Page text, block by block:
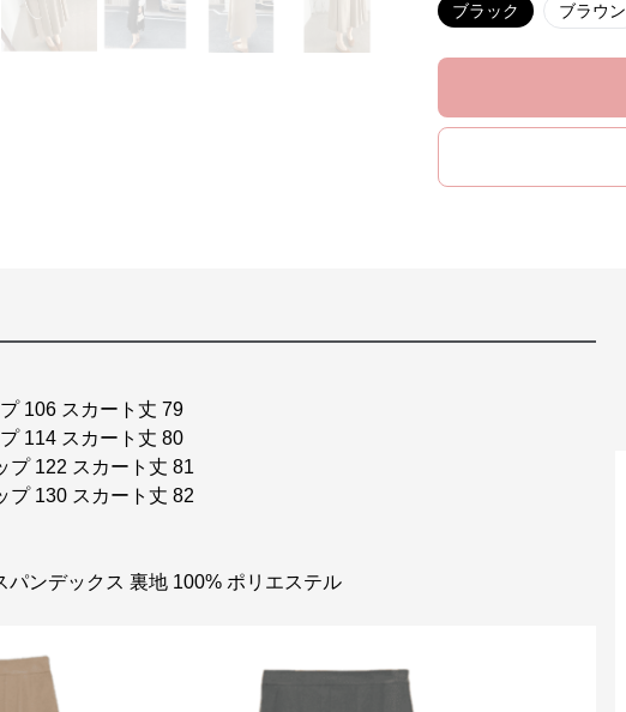
ブラック ブラウン
106 スカート丈 79
114 スカート丈 80
プ 122 スカート丈 81
プ 130 スカート丈 82
パンデックス 裏地 100% ポリエステル